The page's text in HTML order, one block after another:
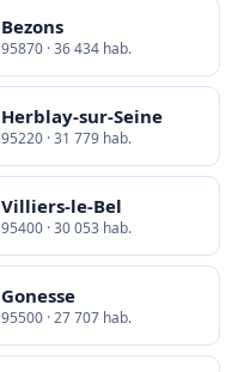
Bezons
95870 · 36 434 hab.
Herblay-sur-Seine
95220 · 31 779 hab.
Villiers-le-Bel
95400 · 30 053 hab.
Gonesse
95500 · 27 707 hab.